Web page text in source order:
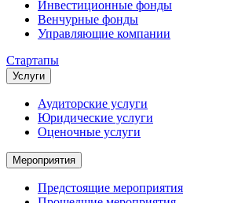
Инвестиционные фонды
Венчурные фонды
Управляющие компании
Стартапы
Услуги
Аудиторские услуги
Юридические услуги
Оценочные услуги
Мероприятия
Предстоящие мероприятия